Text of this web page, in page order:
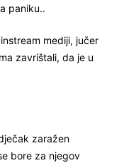
paniku..
mediji, jučer
zavrištali, da je u
zaražen
bore za njegov